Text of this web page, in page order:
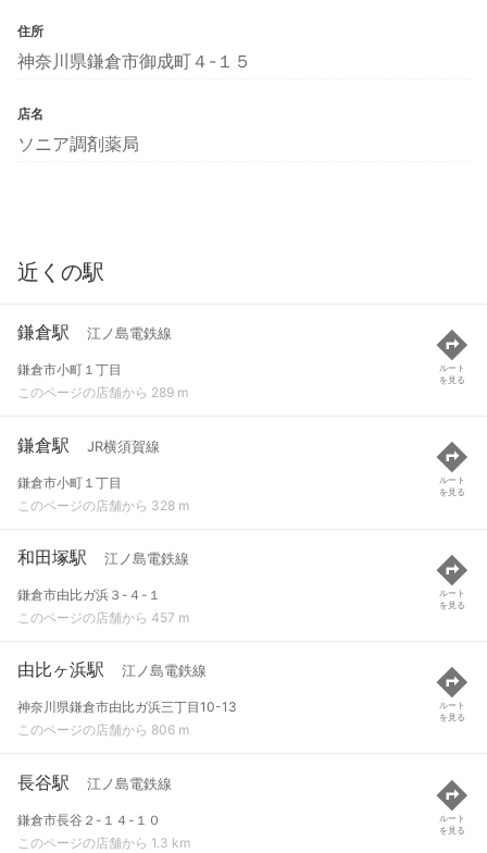
住所
神奈川県鎌倉市御成町４-１５
店名
ソニア調剤薬局
近くの駅
鎌倉駅 江ノ島電鉄線
鎌倉市小町１丁目
このページの店舗から 289 m
ルート
を見る
鎌倉駅 JR横須賀線
鎌倉市小町１丁目
このページの店舗から 328 m
ルート
を見る
和田塚駅 江ノ島電鉄線
鎌倉市由比ガ浜３-４-１
このページの店舗から 457 m
ルート
を見る
由比ヶ浜駅 江ノ島電鉄線
神奈川県鎌倉市由比ガ浜三丁目10-13
このページの店舗から 806 m
ルート
を見る
長谷駅 江ノ島電鉄線
鎌倉市長谷２-１４-１０
このページの店舗から 1.3 km
ルート
を見る